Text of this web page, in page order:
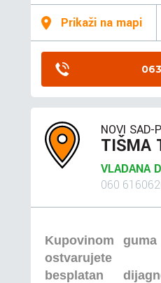
Prikaži na mapi
NOVI SAD-
TIŠMA
VLADANA
060
Kupovinom
ostvarujete
besplatan